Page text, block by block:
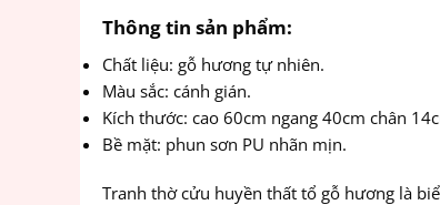
Thông tin sản phẩm:
Chất liệu: gỗ hương tự nhiên.
Màu sắc: cánh gián.
Kích thước: cao 60cm ngang 40cm chân
Bề mặt: phun sơn PU nhãn mịn.
Tranh thờ cửu huyền thất tổ gỗ hương là